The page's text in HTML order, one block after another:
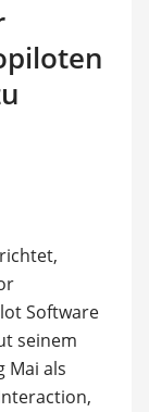
Software
seinem
Mai als